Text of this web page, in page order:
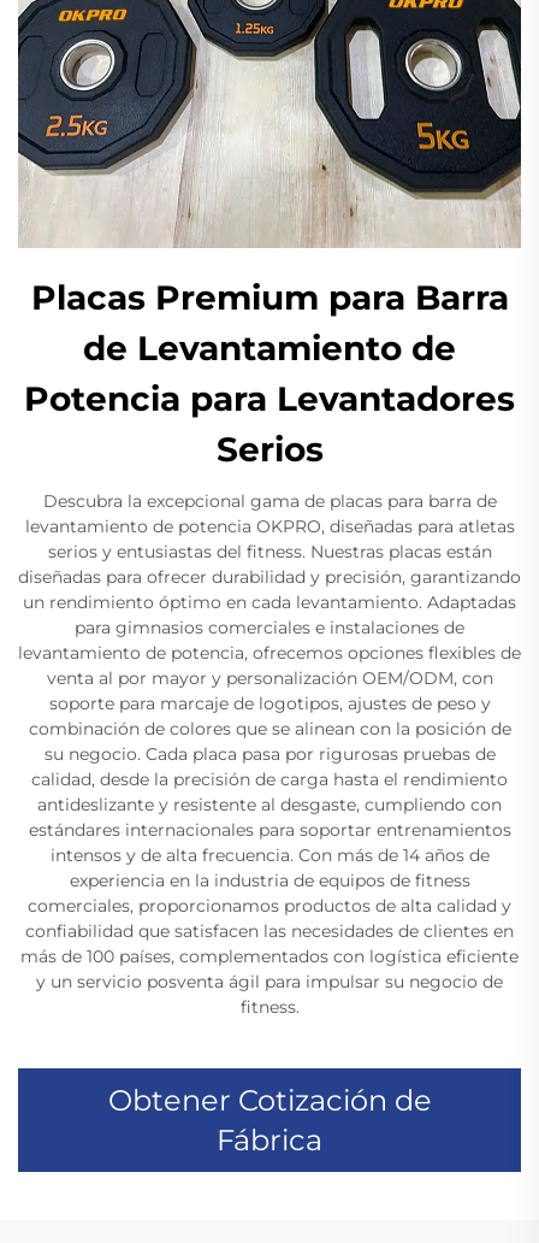
Placas Premium para Barra
de Levantamiento de
Potencia para Levantadores
Serios
Descubra la excepcional gama de placas para barra de
levantamiento de potencia OKPRO, diseñadas para atletas
serios y entusiastas del fitness. Nuestras placas están
diseñadas para ofrecer durabilidad y precisión, garantizando
un rendimiento óptimo en cada levantamiento. Adaptadas
para gimnasios comerciales e instalaciones de
levantamiento de potencia, ofrecemos opciones flexibles de
venta al por mayor y personalización OEM/ODM, con
soporte para marcaje de logotipos, ajustes de peso y
combinación de colores que se alinean con la posición de
su negocio. Cada placa pasa por rigurosas pruebas de
calidad, desde la precisión de carga hasta el rendimiento
antideslizante y resistente al desgaste, cumpliendo con
estándares internacionales para soportar entrenamientos
intensos y de alta frecuencia. Con más de 14 años de
experiencia en la industria de equipos de fitness
comerciales, proporcionamos productos de alta calidad y
confiabilidad que satisfacen las necesidades de clientes en
más de 100 países, complementados con logística eficiente
y un servicio posventa ágil para impulsar su negocio de
fitness.
Obtener Cotización de
Fábrica